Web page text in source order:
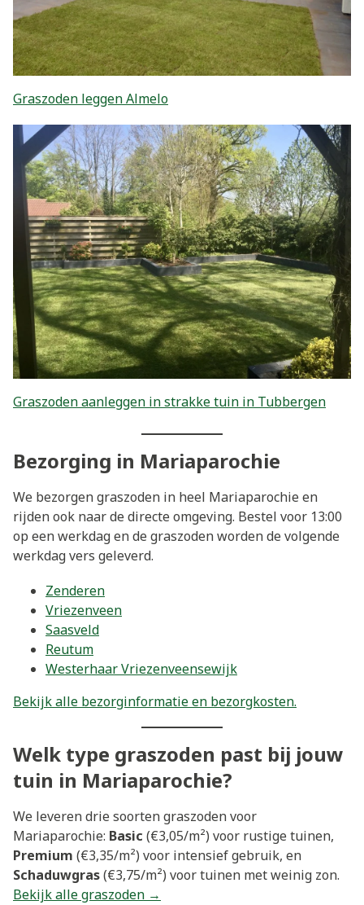
Graszoden leggen Almelo
Graszoden aanleggen in strakke tuin in Tubbergen
Bezorging in Mariaparochie
We bezorgen graszoden in heel Mariaparochie en
rijden ook naar de directe omgeving. Bestel voor 13:00
op een werkdag en de graszoden worden de volgende
werkdag vers geleverd.
Zenderen
Vriezenveen
Saasveld
Reutum
Westerhaar Vriezenveensewijk
Bekijk alle bezorginformatie en bezorgkosten.
Welk type graszoden past bij jouw
tuin in Mariaparochie?
We leveren drie soorten graszoden voor
Mariaparochie: Basic (€3,05/m²) voor rustige tuinen,
Premium (€3,35/m²) voor intensief gebruik, en
Schaduwgras(€3,75/m²) voor tuinen met weinig zon.
Bekijk alle graszoden →